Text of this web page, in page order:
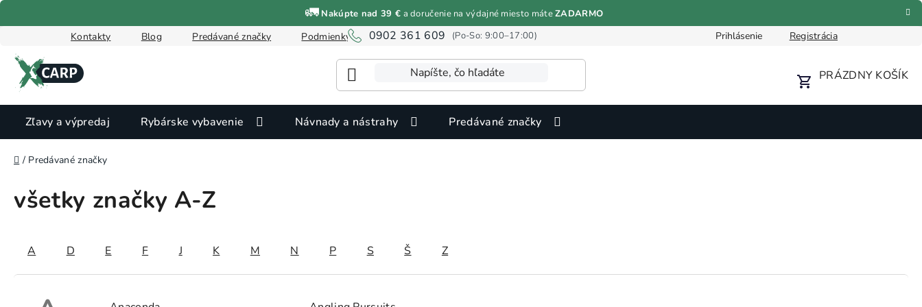
Prejsť
🚛 Nakúpte nad 39 € a doručenie na výdajné miesto máteZADARMO
Kontakty Blog Predávané značky Podmienky ochrany osobných údajov Informácie o cookies Formulár pre odstúpenie od zmluvy Reklamačný formulár
0902 361 609 Prihlásenie Registrácia
NÁKUPNÝ
PRÁZDNY KOŠÍK
Zľavy a výpredaj Rybárske vybavenie Návnady a nástrahy Predávané značky
Domov
/ Predávané značky
všetky značky A-Z
A D E F J K M N P S Š Z